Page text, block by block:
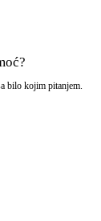
bilo kojim pitanjem.